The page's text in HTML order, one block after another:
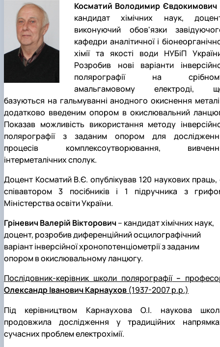
Косматий Володимир Євдокимович
кандидат хімічних наук,
виконуючий обов'язки
кафедри аналітичної і
хімії та якості води НУБіП
Розробив нові варіанти
полярографії на
амальгамовому електроді,
базуються на гальмуванні анодного окиснення
додатково введеним опором в окислювальний
Показав можливість використання методу
полярографії з заданим опором для
процесів комплексоутворювання,
інтерметалічних сполук.
Доцент Косматий В.Є. опублікував 120 наукових праць,
співавтором 3 посібників і 1 підручника з
Міністерства освіти України.
Гріневич Валерій Вікторович– кандидат хімічних наук,
доцент, розробив диференційний осцилографічний
варіант інверсійної хронопотенціометрії з заданим
опором в окислювальному ланцюгу.
Послідовник-керівник школи полярографії–
Олександр Іванович Карнаухов (1937-2007 р.р.)
Під керівництвом Карнаухова О.І. наукова
продовжила дослідження у традиційних
сучасних проблем електрохімії.